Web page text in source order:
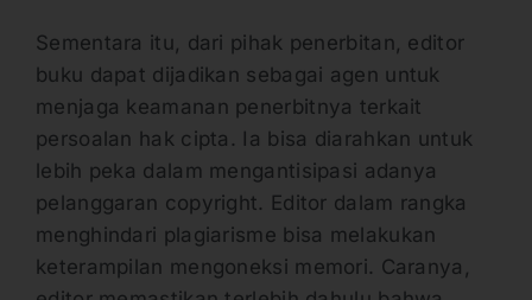
Sementara itu, dari pihak penerbitan, editor
buku dapat dijadikan sebagai agen untuk
menjaga keamanan penerbitnya terkait
persoalan hak cipta. Ia bisa diarahkan untuk
lebih peka dalam mengantisipasi adanya
pelanggaran copyright. Editor dalam rangka
menghindari plagiarisme bisa melakukan
keterampilan mengoneksi memori. Caranya,